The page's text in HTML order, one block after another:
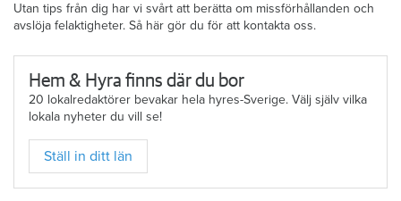
Utan tips från dig har vi svårt att berätta om missförhållanden och
avslöja felaktigheter. Så här gör du för att kontakta oss.
Hem & Hyra finns där du bor
20 lokalredaktörer bevakar hela hyres-Sverige. Välj själv vilka
lokala nyheter du vill se!
Ställ in ditt län